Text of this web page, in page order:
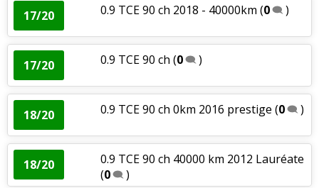
17/20 0.9 TCE 90 ch 2018 - 40000km (0 )
17/20 0.9 TCE 90 ch (0 )
18/20 0.9 TCE 90 ch 0km 2016 prestige (0 )
18/20
0.9 TCE 90 ch 40000 km 2012 Lauréate
(0 )